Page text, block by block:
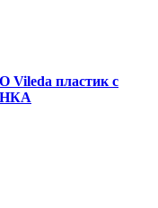
Vileda пластик с